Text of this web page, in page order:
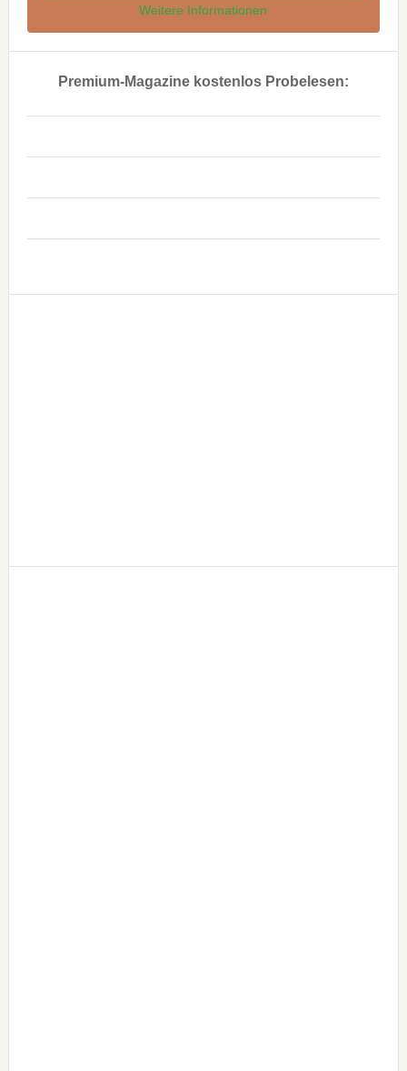
Weitere Informationen
Premium-Magazine kostenlos Probelesen: